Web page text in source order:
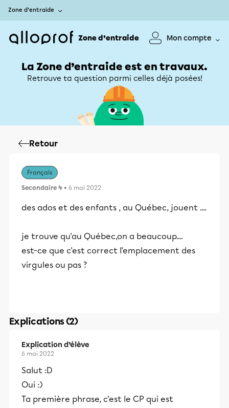
Zone d’entraide
Zone d’entraide Mon compte
La Zone d’entraide est en travaux.
Retrouve ta question parmi celles déjà posées!
Retour
Français
Secondaire 4 • 6 mai 2022
des ados et des enfants , au Québec, jouent ....
je trouve qu'au Québec,on a beaucoup....
est-ce que c'est correct l'emplacement des
virgules ou pas ?
Explications (2)
Explication d’élève
6 mai 2022
Salut :D
Oui :)
Ta première phrase, c'est le CP qui est